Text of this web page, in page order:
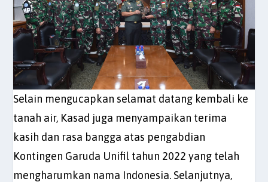
Selain mengucapkan selamat datang kembali ke
tanah air, Kasad juga menyampaikan terima
kasih dan rasa bangga atas pengabdian
Kontingen Garuda Unifil tahun 2022 yang telah
mengharumkan nama Indonesia. Selanjutnya,